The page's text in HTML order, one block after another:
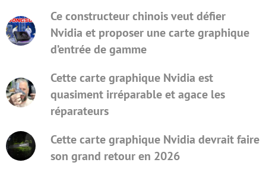
Ce constructeur chinois veut défier
Nvidia et proposer une carte graphique
d’entrée de gamme
Cette carte graphique Nvidia est
quasiment irréparable et agace les
réparateurs
Cette carte graphique Nvidia devrait faire
son grand retour en 2026